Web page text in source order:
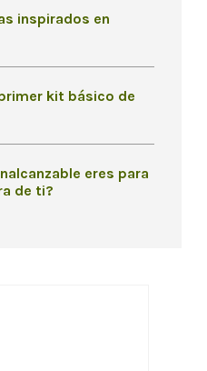
inspirados en
kit básico de
eres para
de ti?